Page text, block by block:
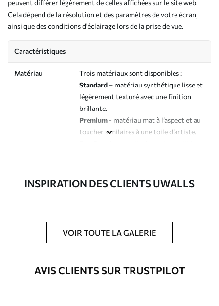
peuvent différer légèrement de celles affichées sur le site web.
Cela dépend de la résolution et des paramètres de votre écran,
ainsi que des conditions d'éclairage lors de la prise de vue.
Caractéristiques
Matériau
Trois matériaux sont disponibles :
Standard – matériau synthétique lisse et
légèrement texturé avec une finition
brillante.
Premium - matériau mat à l’aspect et au
toucher similaires à une toile d’artiste.
Possibilité d'ajouter un vernis
protecteur pour renforcer la durabilité
du tableau.
Matériaux disponibles
INSPIRATION DES CLIENTS UWALLS
VOIR TOUTE LA GALERIE
AVIS CLIENTS SUR TRUSTPILOT